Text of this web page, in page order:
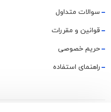
سوالات متداول
قوانین و مقررات
حریم خصوصی
راهنمای استفاده